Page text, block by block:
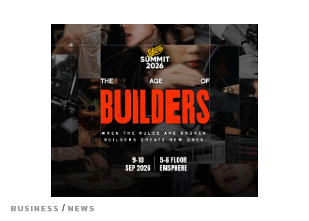
BUSINESS / NEWS